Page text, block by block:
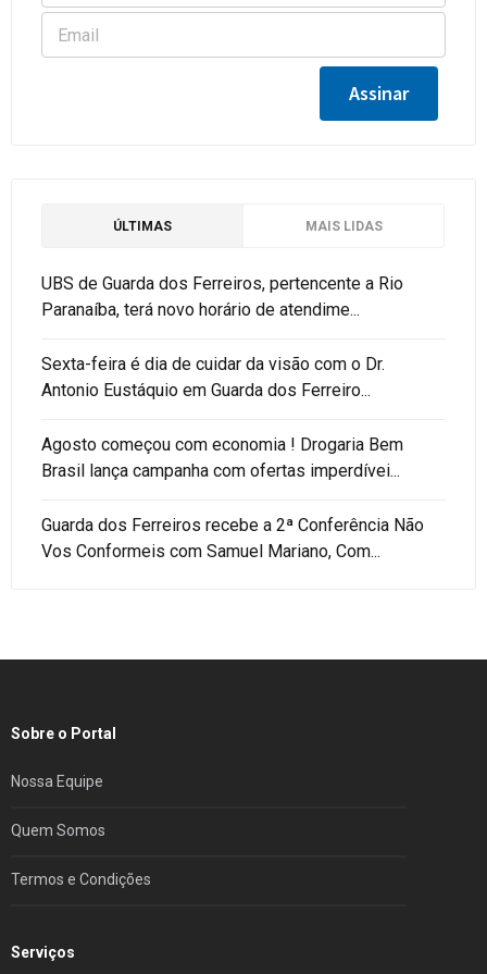
ÚLTIMAS MAIS LIDAS
UBS de Guarda dos Ferreiros, pertencente a Rio
Paranaíba, terá novo horário de atendime...
Sexta-feira é dia de cuidar da visão com o Dr.
Antonio Eustáquio em Guarda dos Ferreiro...
Agosto começou com economia ! Drogaria Bem
Brasil lança campanha com ofertas imperdívei...
Guarda dos Ferreiros recebe a 2ª Conferência Não
Vos Conformeis com Samuel Mariano, Com...
Sobre o Portal
Nossa Equipe
Quem Somos
Termos e Condições
Serviços